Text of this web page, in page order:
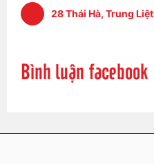
28 Thái Hà, Trung
Bình luận facebook